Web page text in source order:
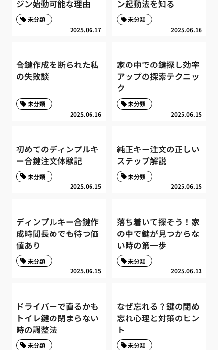
ジン始動可能な理由
2025.06.17
未分類
ン起動法を知る
2025.06.16
未分類
合鍵作成を断られた私
の失敗談
2025.06.16
未分類
家の中での鍵探し効率
アップの探索テクニッ
ク
2025.06.15
未分類
初めてのディンプルキ
ー合鍵注文体験記
2025.06.15
未分類
純正キー注文の正しい
ステップ解説
2025.06.15
未分類
ディンプルキー合鍵作
成時間長めでも待つ価
値あり
2025.06.15
未分類
落ち着いて探そう！家
の中で鍵が見つからな
い時の第一歩
2025.06.13
未分類
ドライバーで直るかも
トイレ鍵の閉まらない
時の調整法
未分類
なぜ忘れる？鍵の閉め
忘れ心理と対策のヒン
ト
未分類